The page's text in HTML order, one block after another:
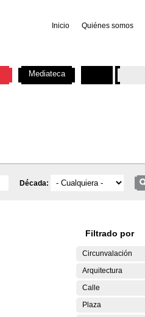
Inicio Quiénes somos
Década:
Filtrado por
Circunvalación
Arquitectura
Calle
Plaza
Mediateca